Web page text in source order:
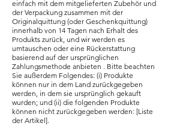
einfach mit dem mitgelieferten Zubehör und
der Verpackung zusammen mit der
Originalquittung (oder Geschenkquittung)
innerhalb von 14 Tagen nach Erhalt des
Produkts zurück, und wir werden es
umtauschen oder eine Rückerstattung
basierend auf der ursprünglichen
Zahlungsmethode anbieten . Bitte beachten
Sie außerdem Folgendes: (i) Produkte
können nur in dem Land zurückgegeben
werden, in dem sie ursprünglich gekauft
wurden; und (ii) die folgenden Produkte
können nicht zurückgegeben werden: [Liste
der Artikel].